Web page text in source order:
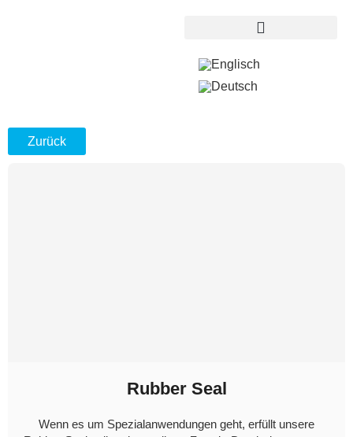
Zurück
Rubber Seal
Wenn es um Spezialanwendungen geht, erfüllt unsere